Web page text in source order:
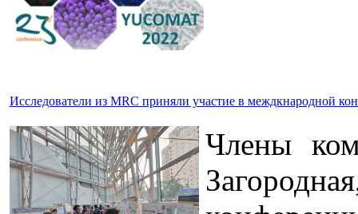
Исследователи из MRC приняли участие в междкнародной
Члены